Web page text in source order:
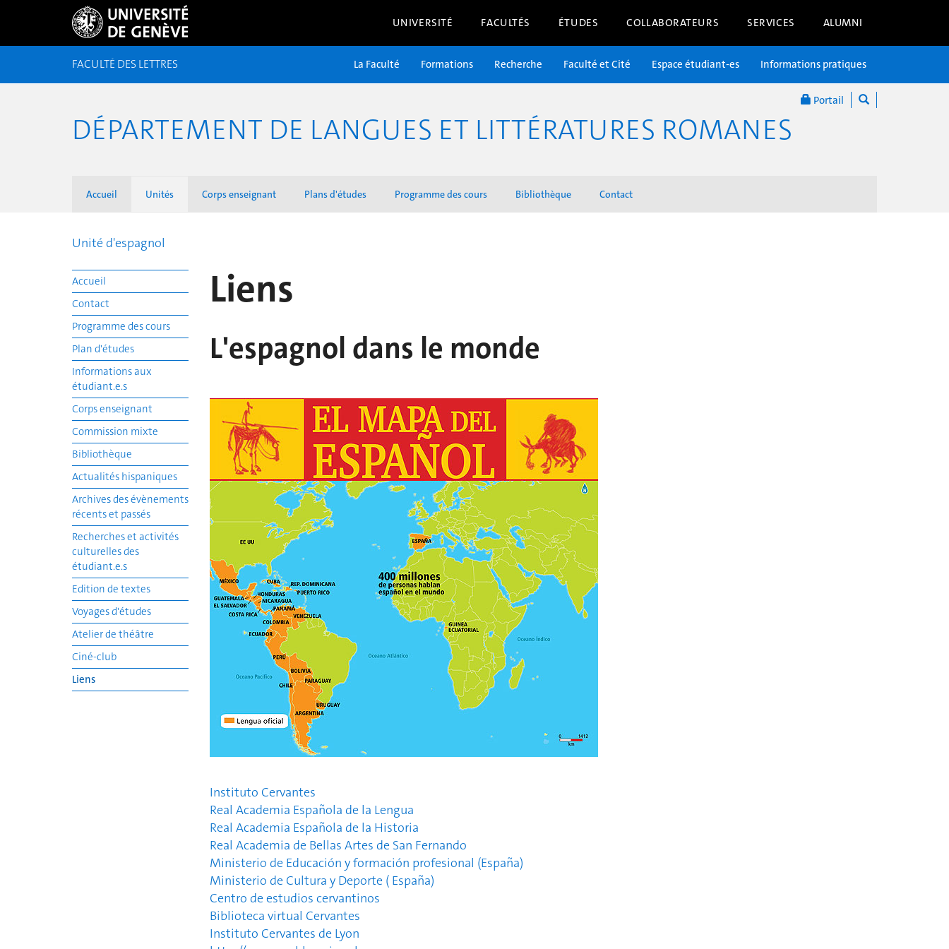
UNIVERSITÉ FACULTÉS ÉTUDES COLLABORATEURS SERVICES ALUMNI
Portail
FACULTÉ DES LETTRES La Faculté Formations Recherche Faculté et Cité Espace étudiant-es Informations pratiques
DÉPARTEMENT DE LANGUES ET LITTÉRATURES ROMANES
Accueil Unités Corps enseignant Plans d'études Programme des cours Bibliothèque Contact
Unité d'espagnol
Accueil
Contact
Programme des cours
Plan d'études
Informations aux
étudiant.e.s
Corps enseignant
Commission mixte
Bibliothèque
Actualités hispaniques
Archives des évènements
récents et passés
Recherches et activités
culturelles des
étudiant.e.s
Edition de textes
Voyages d'études
Atelier de théâtre
Ciné-club
Liens
Liens
L'espagnol dans le monde
Instituto Cervantes
Real Academia Española de la Lengua
Real Academia Española de la Historia
Real Academia de Bellas Artes de San Fernando
Ministerio de Educación y formación profesional (España)
Ministerio de Cultura y Deporte ( España)
Centro de estudios cervantinos
Biblioteca virtual Cervantes
Instituto Cervantes de Lyon